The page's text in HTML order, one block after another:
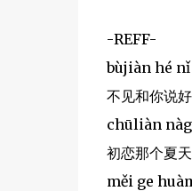
-REFF-
bùjiàn hé
不见和你说
chūliàn
初恋那个夏天
měi ge